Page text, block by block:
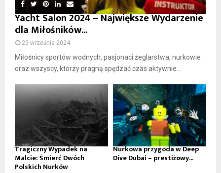
Yacht Salon 2024 – Największe Wydarzenie
dla Miłośników...
25 września 2024
Miłośnicy sportów wodnych, pasjonaci żeglarstwa, nurkowie
oraz wszyscy, którzy pragną spędzać czas aktywnie...
Tragiczny Wypadek na
Malcie: Śmierć Dwóch
Polskich Nurków
Nurkowa przygoda w Deep
Dive Dubai – prestiżowy...